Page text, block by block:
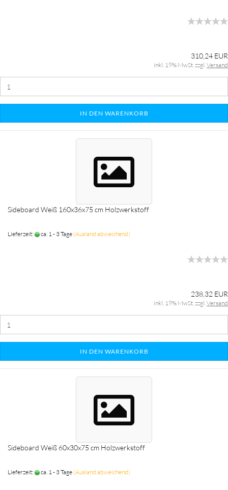
310,24 EUR
inkl. 19% MwSt. zzgl.Versand
IN DEN WARENKORB
Sideboard Weiß 160x36x75 cm Holzwerkstoff
Lieferzeit: ca. 1 - 3 Tage (Ausland abweichend)
238,32 EUR
inkl. 19% MwSt. zzgl.Versand
IN DEN WARENKORB
Sideboard Weiß 60x30x75 cm Holzwerkstoff
Lieferzeit: ca. 1 - 3 Tage (Ausland abweichend)